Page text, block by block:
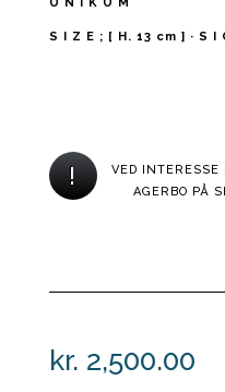
S I Z E ; [ H. 13 cm ] · S I
!
VED
AGERBO PÅ
kr. 2,500.00